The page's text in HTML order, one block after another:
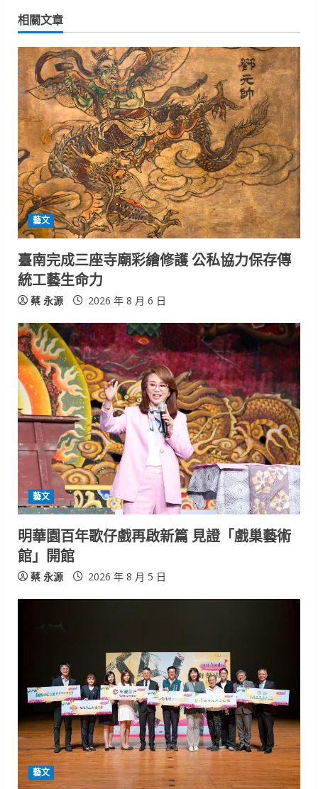
n
u
e
R
e
a
d
i
n
g
相關文章
藝文
臺南完成三座寺廟彩繪修護 公私協力保存傳
統工藝生命力
蔡 永源 2026 年 8 月 6 日
藝文
明華園百年歌仔戲再啟新篇 見證「戲巢藝術
館」開館
蔡 永源 2026 年 8 月 5 日
藝文